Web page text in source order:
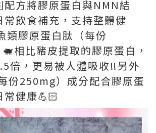
配方將膠原蛋白與NMN結
常飲食補充，支持整體健
類膠原蛋白肽（每份
相比豬皮提取的膠原蛋白，
倍，更易被人體吸收‼️另外
份250mg）成分配合膠原蛋
健康💪🏻